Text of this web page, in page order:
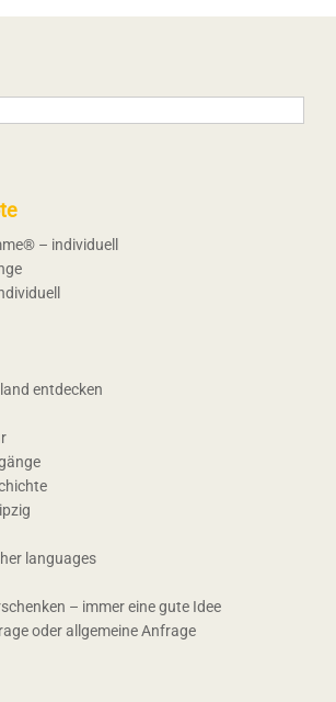
– individuell
entdecken
languages
– immer eine gute Idee
oder allgemeine Anfrage